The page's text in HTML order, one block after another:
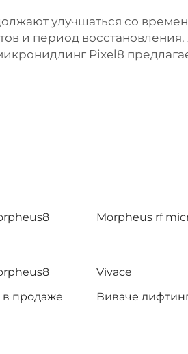
улучшаться со
и период восстановления.
Pixel8
Morpheus rf
Vivace
продаже Виваче